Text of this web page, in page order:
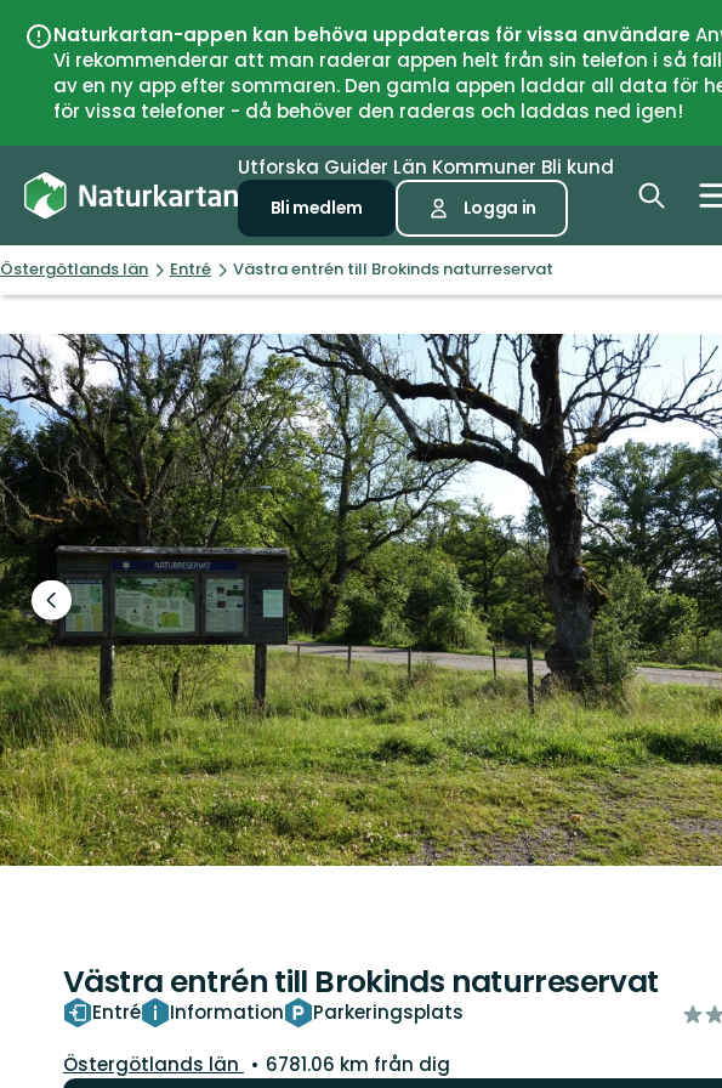
Naturkartan-appen kan behöva uppdateras för vissa användare
Vi rekommenderar att man raderar appen helt från sin telefon i så
av en ny app efter sommaren. Den gamla appen laddar all data
för vissa telefoner - då behöver den raderas och laddas ned igen!
Utforska Guider Län Kommuner Bli kund
Bli medlem Logga in
Östergötlands län Entré Västra entrén till Brokinds naturreservat
Föregående
bild
Västra entrén till Brokinds naturreservat
Entré Information Parkeringsplats
av
Län:
Östergötlands län
6781.06 km från dig